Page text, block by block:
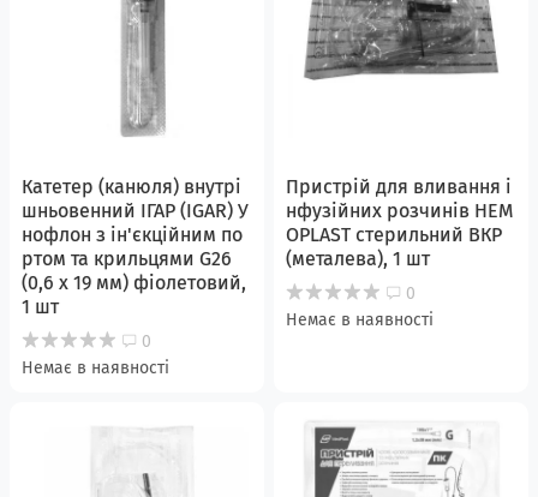
Катетер (канюля) внутрі
шньовенний ІГАР (IGAR) У
нофлон з ін'єкційним по
ртом та крильцями G26
(0,6 x 19 мм) фіолетовий,
1 шт
0
Немає в наявності
Пристрій для вливання і
нфузійних розчинів HEM
OPLAST стерильний ВКР
(металева), 1 шт
0
Немає в наявності